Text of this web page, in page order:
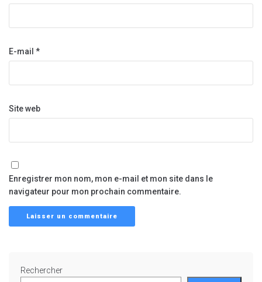
E-mail *
Site web
Enregistrer mon nom, mon e-mail et mon site dans le
navigateur pour mon prochain commentaire.
Rechercher